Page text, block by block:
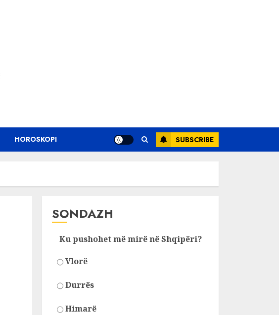
HOROSKOPI SUBSCRIBE
SONDAZH
Ku pushohet më mirë në Shqipëri?
Vlorë
Durrës
Himarë